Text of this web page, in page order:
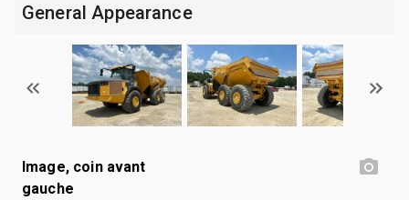
General Appearance
Image, coin avant
gauche